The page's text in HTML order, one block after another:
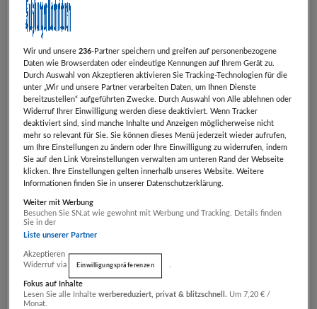
kommen!
Es gibt wohl kein anderes Training, bei dem du so
schnell knackige und schlanke Muskeln aufbaust.
Wir verfügen über die neueste Technologie am EMS-
Trainingshimmel sowie den Evergreen Power Plate
Training in Salzburg.
Mehr geht nicht!
Gebotsstand:
€ 0,00
00 00 00 00
Wir und unsere236-Partner speichern und greifen auf personenbezogene
Daten wie Browserdaten oder eindeutige Kennungen auf Ihrem Gerät zu.
Durch Auswahl von Akzeptieren aktivieren Sie Tracking-Technologien für die
unter „Wir und unsere Partner verarbeiten Daten, um Ihnen Dienste
bereitzustellen“ aufgeführten Zwecke. Durch Auswahl von Alle ablehnen oder
Widerruf Ihrer Einwilligung werden diese deaktiviert. Wenn Tracker
deaktiviert sind, sind manche Inhalte und Anzeigen möglicherweise nicht
mehr so relevant für Sie. Sie können dieses Menü jederzeit wieder aufrufen,
um Ihre Einstellungen zu ändern oder Ihre Einwilligung zu widerrufen, indem
Sie auf den Link Voreinstellungen verwalten am unteren Rand der Webseite
klicken. Ihre Einstellungen gelten innerhalb unseres Website. Weitere
Informationen finden Sie in unserer Datenschutzerklärung.
Weiter mit Werbung
Besuchen Sie SN.at wie gewohnt mit Werbung und Tracking. Details finden
Sie in der
Liste unserer Partner
Akzeptieren
Widerruf via
Einwilligungspräferenzen
Fokus auf Inhalte
Lesen Sie alle Inhaltewerbereduziert, privat & blitzschnell. Um 7,20 € /
Monat.